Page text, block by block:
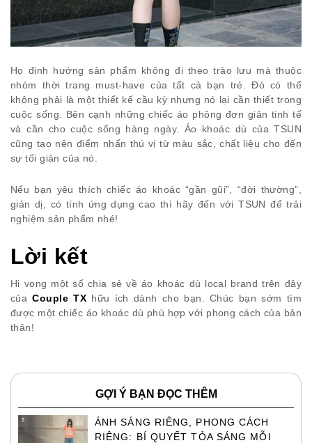
Họ định hướng sản phẩm không đi theo trào lưu mà thuộc
nhóm thời trang must-have của tất cả bạn trẻ. Đó có thể
không phải là một thiết kế cầu kỳ nhưng nó lại cần thiết trong
cuộc sống. Bên cạnh những chiếc áo phông đơn giản tinh tế
và cần cho cuộc sống hàng ngày. Áo khoác dù của TSUN
cũng tạo nên điểm nhấn thú vị từ màu sắc, chất liệu cho đến
sự tối giản của nó.
Nếu bạn yêu thích chiếc áo khoác “gần gũi”, “đời thường”,
giản dị, có tính ứng dụng cao thì hãy đến với TSUN để trải
nghiệm sản phẩm nhé!
Lời kết
Hi vọng một số chia sẻ về áo khoác dù local brand trên đây
củaCouple TX hữu ích dành cho bạn. Chúc bạn sớm tìm
được một chiếc áo khoác dù phù hợp với phong cách của bản
thân!
GỢI Ý BẠN ĐỌC THÊM
ÁNH SÁNG RIÊNG, PHONG CÁCH
RIÊNG: BÍ QUYẾT TỎA SÁNG MỖI